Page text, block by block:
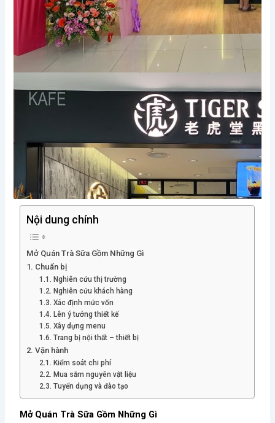
Nội dung chính
Mở Quán Trà Sữa Gồm Những Gì
1. Chuẩn bị
1.1. Nghiên cứu thị trường
1.2. Nghiên cứu khách hàng
1.3. Xác định mức vốn
1.4. Lên ý tưởng thiết kế
1.5. Xây dựng menu
1.6. Trang bị nội thất – thiết bị
2. Vận hành
2.1. Kiểm soát chi phí
2.2. Mua sắm nguyên vật liệu
2.3. Tuyển dụng và đào tạo
Mở Quán Trà Sữa Gồm Những Gì